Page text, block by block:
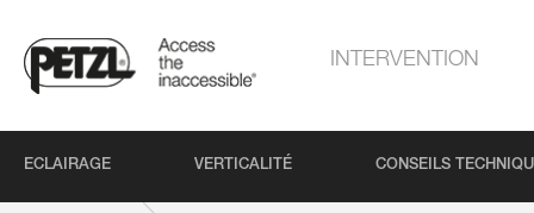
INTERVENTION
ECLAIRAGE VERTICALITÉ CONSEILS